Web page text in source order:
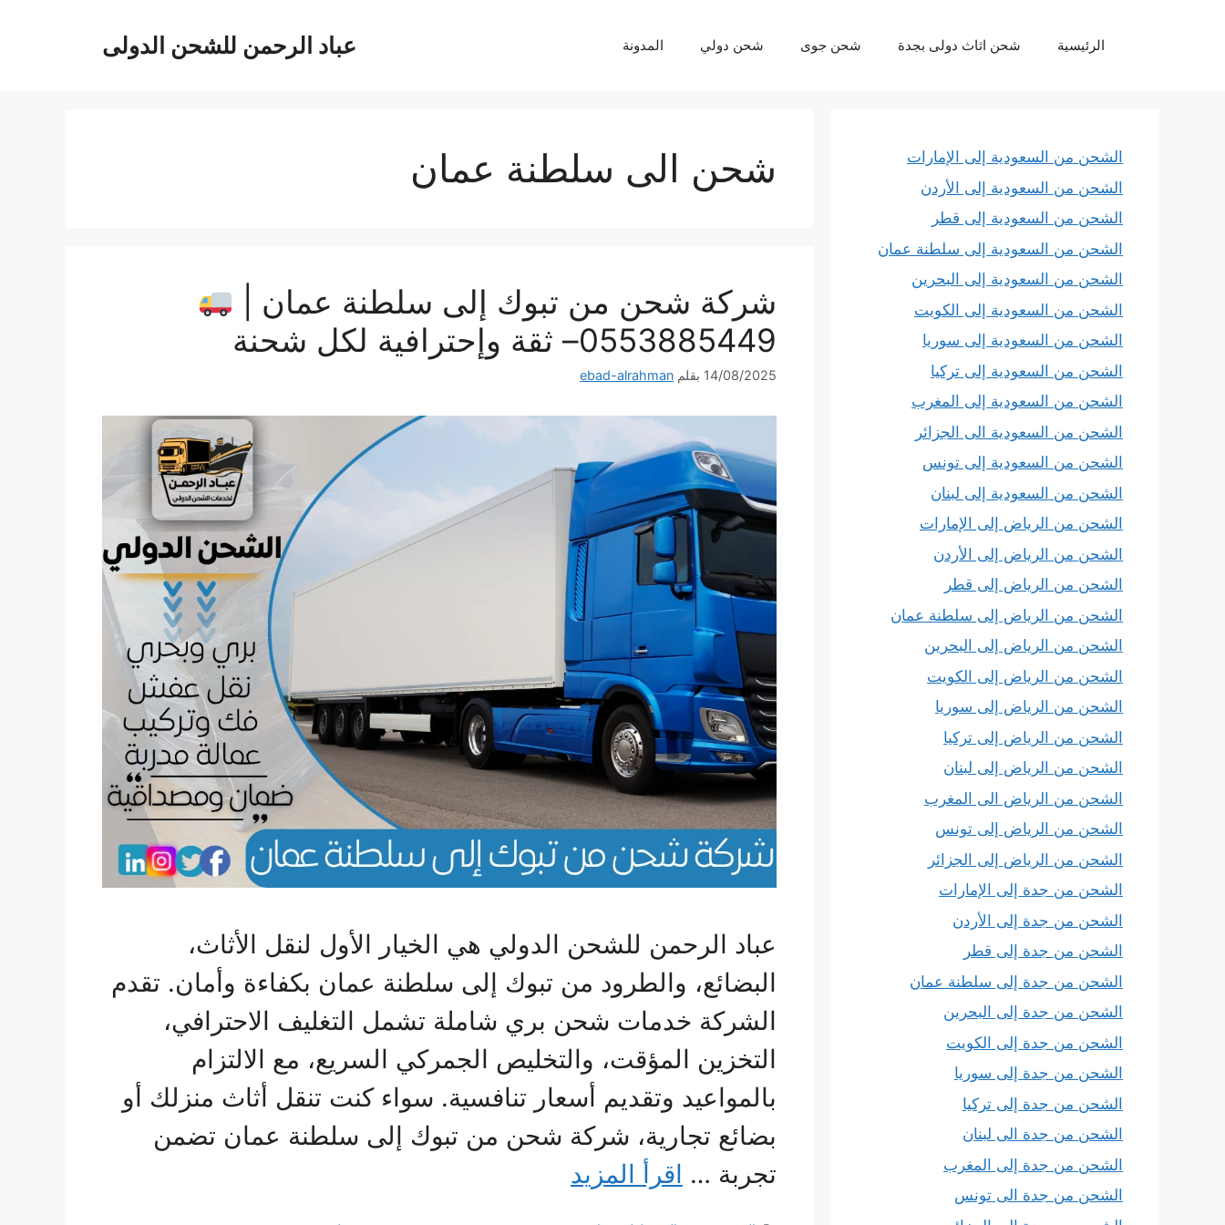
عباد الرحمن للشحن الدولى الرئيسية شحن اثاث دولى بجدة شحن جوى شحن دولي المدونة
شحن الى سلطنة عمان
شركة شحن من تبوك إلى سلطنة عمان |
0553885449– ثقة وإحترافية لكل شحنة
14/08/2025 بقلم ebad-alrahman
عباد الرحمن للشحن الدولي هي الخيار الأول لنقل الأثاث،
البضائع، والطرود من تبوك إلى سلطنة عمان بكفاءة وأمان. تقدم
الشركة خدمات شحن بري شاملة تشمل التغليف الاحترافي،
التخزين المؤقت، والتخليص الجمركي السريع، مع الالتزام
بالمواعيد وتقديم أسعار تنافسية. سواء كنت تنقل أثاث منزلك أو
بضائع تجارية، شركة شحن من تبوك إلى سلطنة عمان تضمن
تجربة … اقرأ المزيد
الشحن من السعودية إلى الإمارات
الشحن من السعودية إلى الأردن
الشحن من السعودية إلى قطر
الشحن من السعودية إلى سلطنة عمان
الشحن من السعودية إلى البحرين
الشحن من السعودية إلى الكويت
الشحن من السعودية إلى سوريا
الشحن من السعودية إلى تركيا
الشحن من السعودية إلى المغرب
الشحن من السعودية الى الجزائر
الشحن من السعودية إلى تونس
الشحن من السعودية إلى لبنان
الشحن من الرياض إلى الإمارات
الشحن من الرياض إلى الأردن
الشحن من الرياض إلى قطر
الشحن من الرياض إلى سلطنة عمان
الشحن من الرياض إلى البحرين
الشحن من الرياض إلى الكويت
الشحن من الرياض إلى سوريا
الشحن من الرياض إلى تركيا
الشحن من الرياض إلى لبنان
الشحن من الرياض الى المغرب
الشحن من الرياض إلى تونس
الشحن من الرياض إلى الجزائر
الشحن من جدة إلى الإمارات
الشحن من جدة إلى الأردن
الشحن من جدة إلى قطر
الشحن من جدة إلى سلطنة عمان
الشحن من جدة إلى البحرين
الشحن من جدة إلى الكويت
الشحن من جدة إلى سوريا
الشحن من جدة إلى تركيا
الشحن من جدة الى لبنان
الشحن من جدة إلى المغرب
الشحن من جدة الى تونس